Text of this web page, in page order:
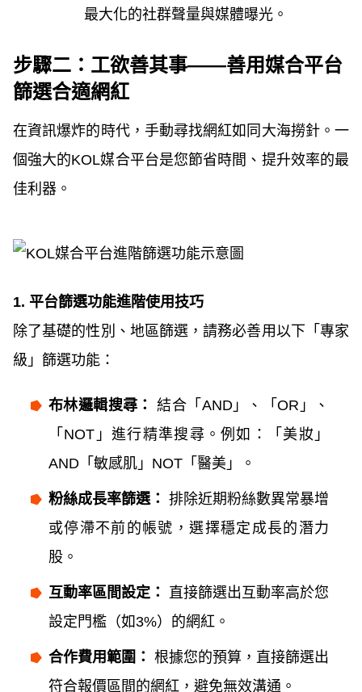
最大化的社群聲量與媒體曝光。
步驟二：工欲善其事——善用媒合平台
篩選合適網紅
在資訊爆炸的時代，手動尋找網紅如同大海撈針。一
個強大的KOL媒合平台是您節省時間、提升效率的最
佳利器。
1. 平台篩選功能進階使用技巧
除了基礎的性別、地區篩選，請務必善用以下「專家
級」篩選功能：
布林邏輯搜尋：
結合「AND」、「OR」、
「NOT」進行精準搜尋。例如：「美妝」
AND「敏感肌」NOT「醫美」。
粉絲成長率篩選： 排除近期粉絲數異常暴增
或停滯不前的帳號，選擇穩定成長的潛力
股。
互動率區間設定：
直接篩選出互動率高於您
設定門檻（如3%）的網紅。
合作費用範圍： 根據您的預算，直接篩選出
符合報價區間的網紅，避免無效溝通。